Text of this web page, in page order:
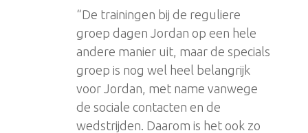
“De trainingen bij de reguliere
groep dagen Jordan op een hele
andere manier uit, maar de specials
groep is nog wel heel belangrijk
voor Jordan, met name vanwege
de sociale contacten en de
wedstrijden. Daarom is het ook zo